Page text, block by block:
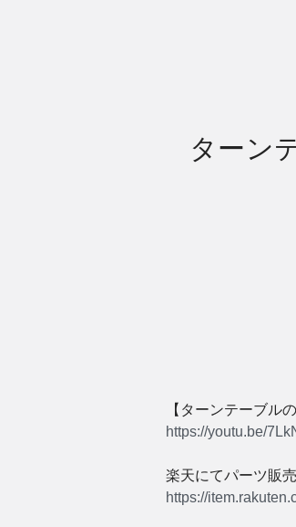
ターン
【ターンテーブル
https://youtu.be/
楽天にてパーツ販
https://